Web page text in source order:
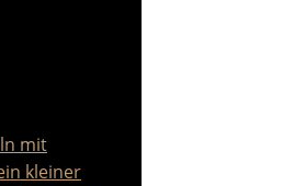
mit
kleiner